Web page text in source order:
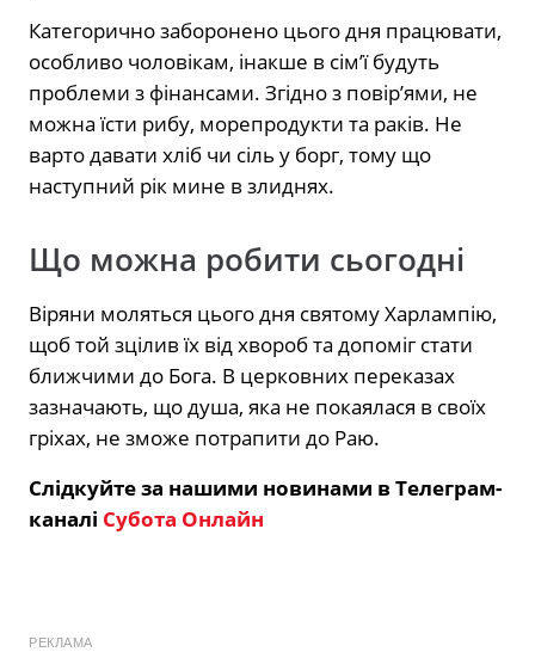
Категорично заборонено цього дня працювати,
особливо чоловікам, інакше в сім’ї будуть
проблеми з фінансами. Згідно з повір’ями, не
можна їсти рибу, морепродукти та раків. Не
варто давати хліб чи сіль у борг, тому що
наступний рік мине в злиднях.
Що можна робити сьогодні
Віряни моляться цього дня святому Харлампію,
щоб той зцілив їх від хвороб та допоміг стати
ближчими до Бога. В церковних переказах
зазначають, що душа, яка не покаялася в своїх
гріхах, не зможе потрапити до Раю.
Слідкуйте за нашими новинами в Телеграм-
каналі Субота Онлайн
РЕКЛАМА